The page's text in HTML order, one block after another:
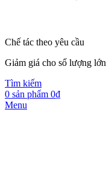
Chế tác theo yêu cầu
Giảm giá cho số lượng lớn
Tìm kiếm
0 sản phẩm 0₫
Menu